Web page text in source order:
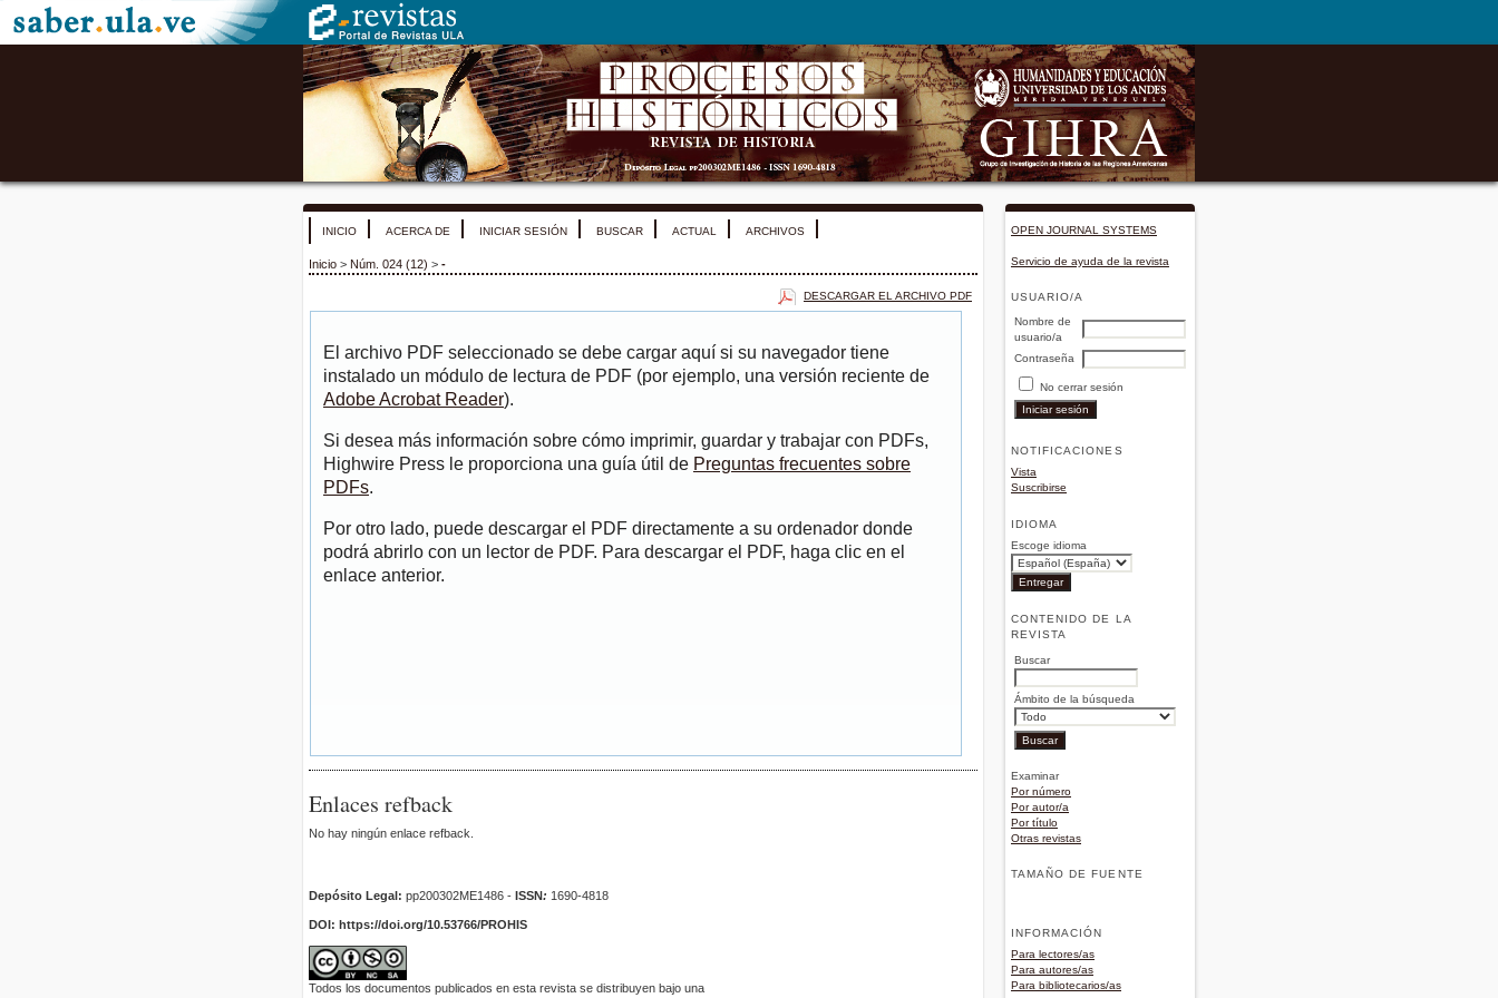
OPEN JOURNAL SYSTEMS
Servicio de ayuda de la revista
USUARIO/A
Nombre de
usuario/a
Contraseña
No cerrar sesión
NOTIFICACIONES
Vista
Suscribirse
IDIOMA
Escoge idioma
CONTENIDO DE LA
REVISTA
Buscar
Ámbito de la búsqueda
Examinar
Por número
Por autor/a
Por título
Otras revistas
TAMAÑO DE FUENTE
INFORMACIÓN
Para lectores/as
Para autores/as
Para bibliotecarios/as
INICIO ACERCA DE INICIAR SESIÓN BUSCAR ACTUAL ARCHIVOS
Inicio > Núm. 024 (12) > -
DESCARGAR EL ARCHIVO PDF
El archivo PDF seleccionado se debe cargar aquí si su navegador tiene
instalado un módulo de lectura de PDF (por ejemplo, una versión reciente de
Adobe Acrobat Reader).
Si desea más información sobre cómo imprimir, guardar y trabajar con PDFs,
Highwire Press le proporciona una guía útil de Preguntas frecuentes sobre
PDFs.
Por otro lado, puede descargar el PDF directamente a su ordenador donde
podrá abrirlo con un lector de PDF. Para descargar el PDF, haga clic en el
enlace anterior.
Enlaces refback
No hay ningún enlace refback.
Depósito Legal: pp200302ME1486 - ISSN: 1690-4818
DOI: https://doi.org/10.53766/PROHIS
Todos los documentos publicados en esta revista se distribuyen bajo una